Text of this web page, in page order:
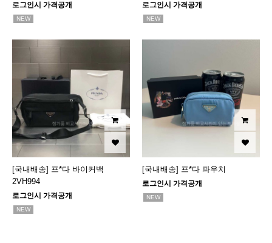
로그인시 가격공개
NEW
로그인시 가격공개
NEW
[국내배송] 프*다 바이커백
2VH994
로그인시 가격공개
NEW
[국내배송] 프*다 파우치
로그인시 가격공개
NEW